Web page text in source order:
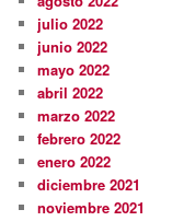
julio 2022
junio 2022
mayo 2022
abril 2022
marzo 2022
febrero 2022
enero 2022
diciembre 2021
noviembre 2021